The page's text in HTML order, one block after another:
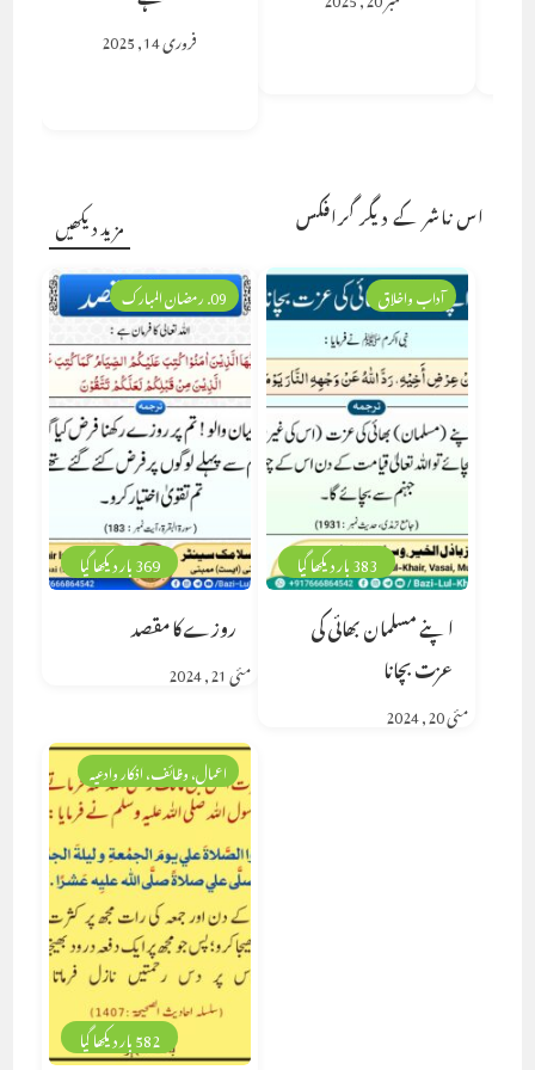
فروری 14, 2025
اس ناشر کے دیگر گرافکس مزید دیکھیں
369 بار دیکھا گیا
09. رمضان المبارک
روزے کا مقصد
مئی 21, 2024
383 بار دیکھا گیا
آداب واخلاق
اپنے مسلمان بھائی کی
عزت بچانا
مئی 20, 2024
582 بار دیکھا گیا
اعمال، وظائف، اذکار وادعیہ